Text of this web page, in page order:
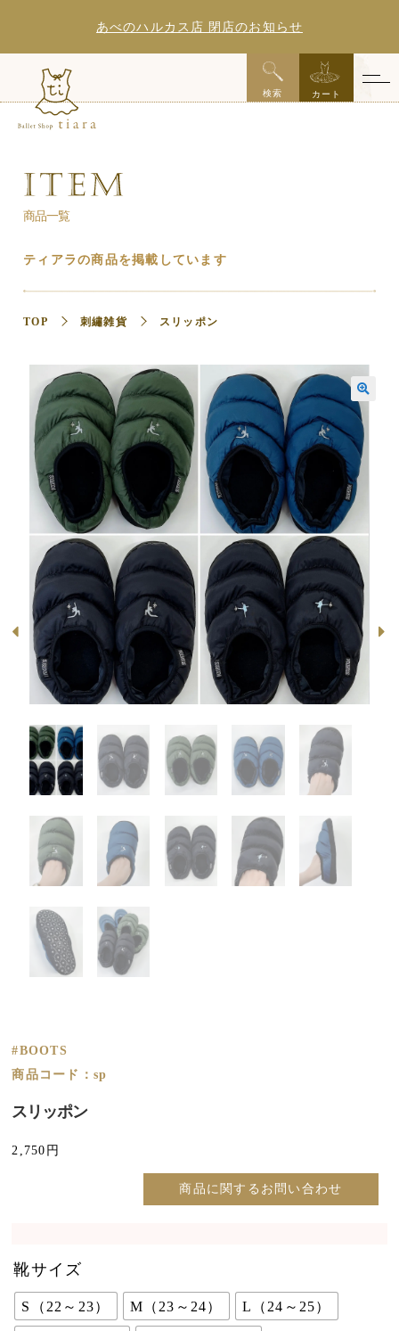
あべのハルカス店 閉店のお知らせ
x
検索 カート
商品一覧
ティアラの商品を掲載しています
TOP 刺繡雑貨 スリッポン
#BOOTS
商品コード：sp
スリッポン
2,750 円
商品に関するお問い合わせ
靴サイズ
S（22～23） M（23～24） L（24～25）